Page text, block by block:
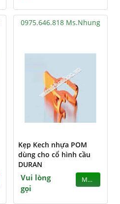
0975.646.818 Ms.Nhung
Kẹp Kech nhựa POM
dùng cho cổ hình cầu
DURAN
Vui lòng
gọi
MUA